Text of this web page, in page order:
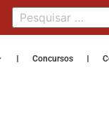
Concursos